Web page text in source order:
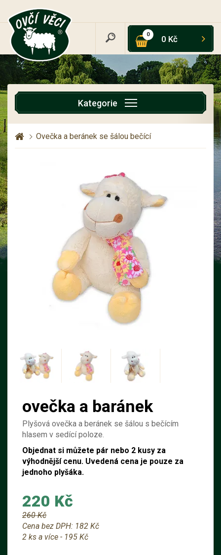
0 0 Kč
Kategorie
Ovečka a beránek se šálou bečící
ovečka a baránek
Plyšová ovečka a beránek se šálou s bečícím
hlasem v sedící poloze.
Objednat si můžete pár nebo 2 kusy za
výhodnější cenu. Uvedená cena je pouze za
jednoho plyšáka.
220 Kč
260 Kč
Cena bez DPH: 182 Kč
2 ks a více - 195 Kč